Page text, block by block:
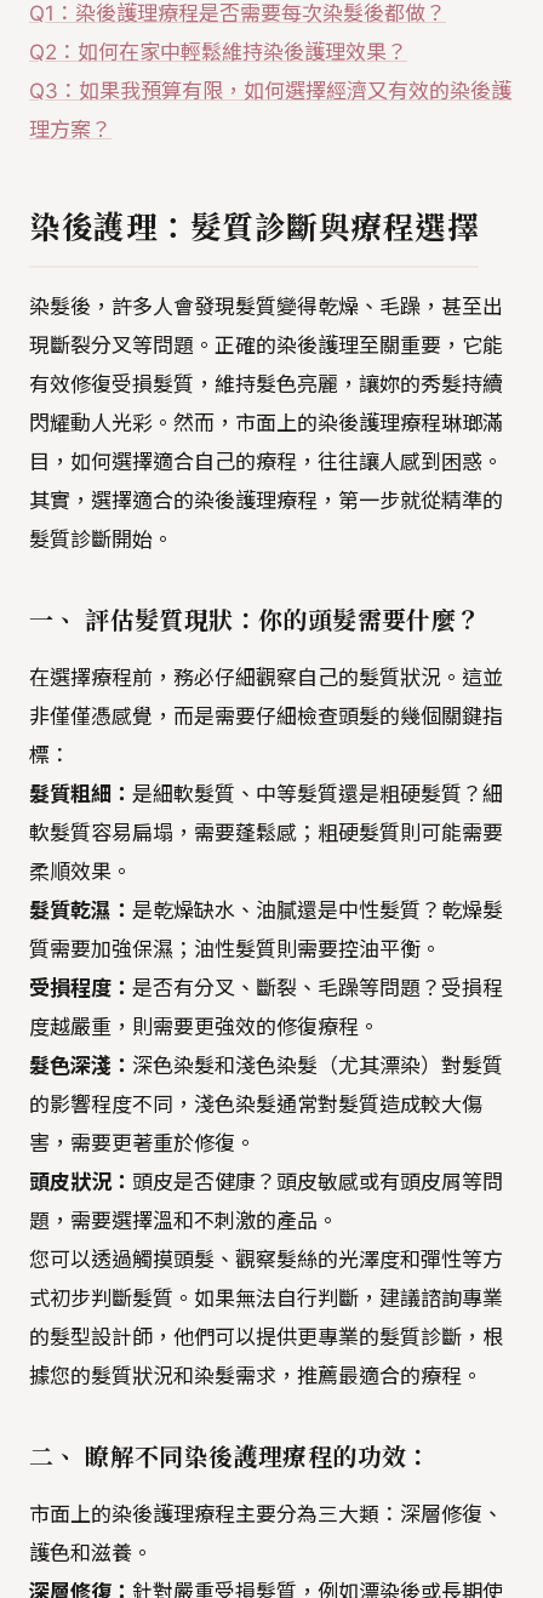
Q1：染後護理療程是否需要每次染髮後都做？
Q2：如何在家中輕鬆維持染後護理效果？
Q3：如果我預算有限，如何選擇經濟又有效的染後護
理方案？
染後護理：髮質診斷與療程選擇
染髮後，許多人會發現髮質變得乾燥、毛躁，甚至出
現斷裂分叉等問題。正確的染後護理至關重要，它能
有效修復受損髮質，維持髮色亮麗，讓妳的秀髮持續
閃耀動人光彩。然而，市面上的染後護理療程琳瑯滿
目，如何選擇適合自己的療程，往往讓人感到困惑。
其實，選擇適合的染後護理療程，第一步就從精準的
髮質診斷開始。
一、 評估髮質現狀：你的頭髮需要什麼？
在選擇療程前，務必仔細觀察自己的髮質狀況。這並
非僅僅憑感覺，而是需要仔細檢查頭髮的幾個關鍵指
標：
髮質粗細： 是細軟髮質、中等髮質還是粗硬髮質？細
軟髮質容易扁塌，需要蓬鬆感；粗硬髮質則可能需要
柔順效果。
髮質乾濕： 是乾燥缺水、油膩還是中性髮質？乾燥髮
質需要加強保濕；油性髮質則需要控油平衡。
受損程度： 是否有分叉、斷裂、毛躁等問題？受損程
度越嚴重，則需要更強效的修復療程。
髮色深淺： 深色染髮和淺色染髮（尤其漂染）對髮質
的影響程度不同，淺色染髮通常對髮質造成較大傷
害，需要更著重於修復。
頭皮狀況： 頭皮是否健康？頭皮敏感或有頭皮屑等問
題，需要選擇溫和不刺激的產品。
您可以透過觸摸頭髮、觀察髮絲的光澤度和彈性等方
式初步判斷髮質。如果無法自行判斷，建議諮詢專業
的髮型設計師，他們可以提供更專業的髮質診斷，根
據您的髮質狀況和染髮需求，推薦最適合的療程。
二、 瞭解不同染後護理療程的功效：
市面上的染後護理療程主要分為三大類：深層修復、
護色和滋養。
深層修復： 針對嚴重受損髮質，例如漂染後或長期使